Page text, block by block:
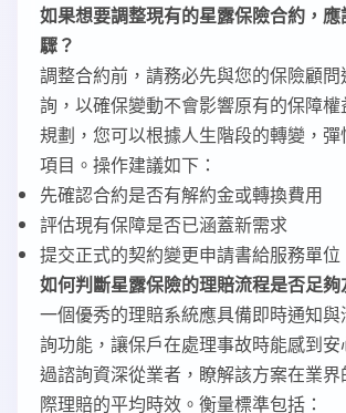
如果想要調整現有的星露保險合約，
驟？
調整合約前，請務必先與您的保險顧
詢，以確保變動不會影響原有的保障
規劃，您可以根據人生階段的轉變，
項目。操作建議如下：
先確認合約是否有解約金或轉換費用
評估現有保障是否已涵蓋新需求
提交正式的契約變更申請書給服務單位
如何判斷星露保險的理賠流程是否足夠
一個優秀的理賠系統應具備即時通知
詢功能，讓保戶在處理事故時能感到
過諮詢資深從業者，瞭解該方案在業
際理賠的平均時效。衡量標準包括：